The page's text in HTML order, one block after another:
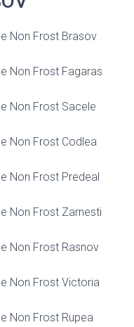
Non Frost Brasov
Non Frost Fagaras
Non Frost Sacele
Non Frost Codlea
Non Frost Predeal
Non Frost Zarnesti
Non Frost Rasnov
Non Frost Victoria
Non Frost Rupea